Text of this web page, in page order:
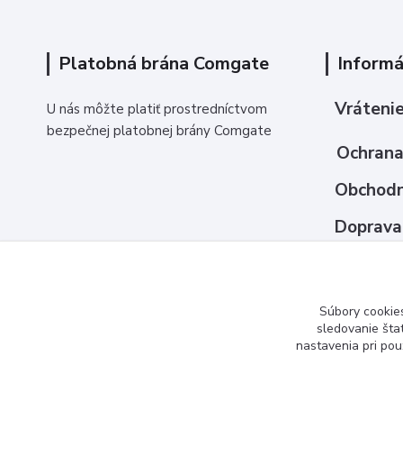
Platobná brána Comgate
U nás môžte platiť prostredníctvom
bezpečnej platobnej brány Comgate
Ako
Kontakt
Súbory
sledovanie
nastavenia pri